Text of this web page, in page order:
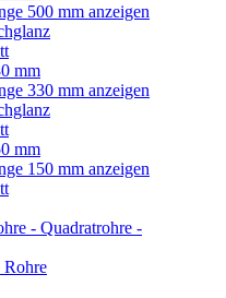
500 mm anzeigen
mm
330 mm anzeigen
mm
150 mm anzeigen
- Quadratrohre -
Rohre